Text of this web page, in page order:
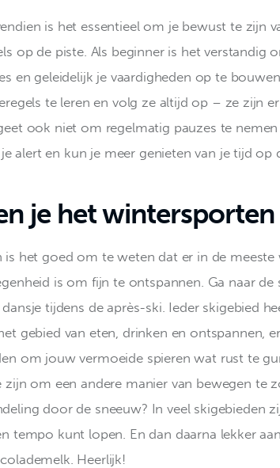
is het essentieel om je bewust te zijn
op de piste. Als beginner is het verstandig
en geleidelijk je vaardigheden op te
te leren en volg ze altijd op – ze zijn
ook niet om regelmatig pauzes te
alert en kun je meer genieten van je tijd op
je het
is het goed om te weten dat er in de
is om fijn te ontspannen. Ga naar
dansje tijdens de après-ski. Ieder skigebied
gebied van eten, drinken en ontspannen,
om jouw vermoeide spieren wat rust te
zijn om een andere manier van bewegen te
door de sneeuw? In veel skigebieden
tempo kunt lopen. En dan daarna lekker
Heerlijk!